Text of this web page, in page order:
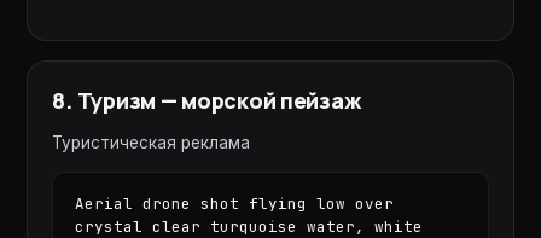
8. Туризм — морской пейзаж
Туристическая реклама
Aerial drone shot flying low over
crystal clear turquoise water, white